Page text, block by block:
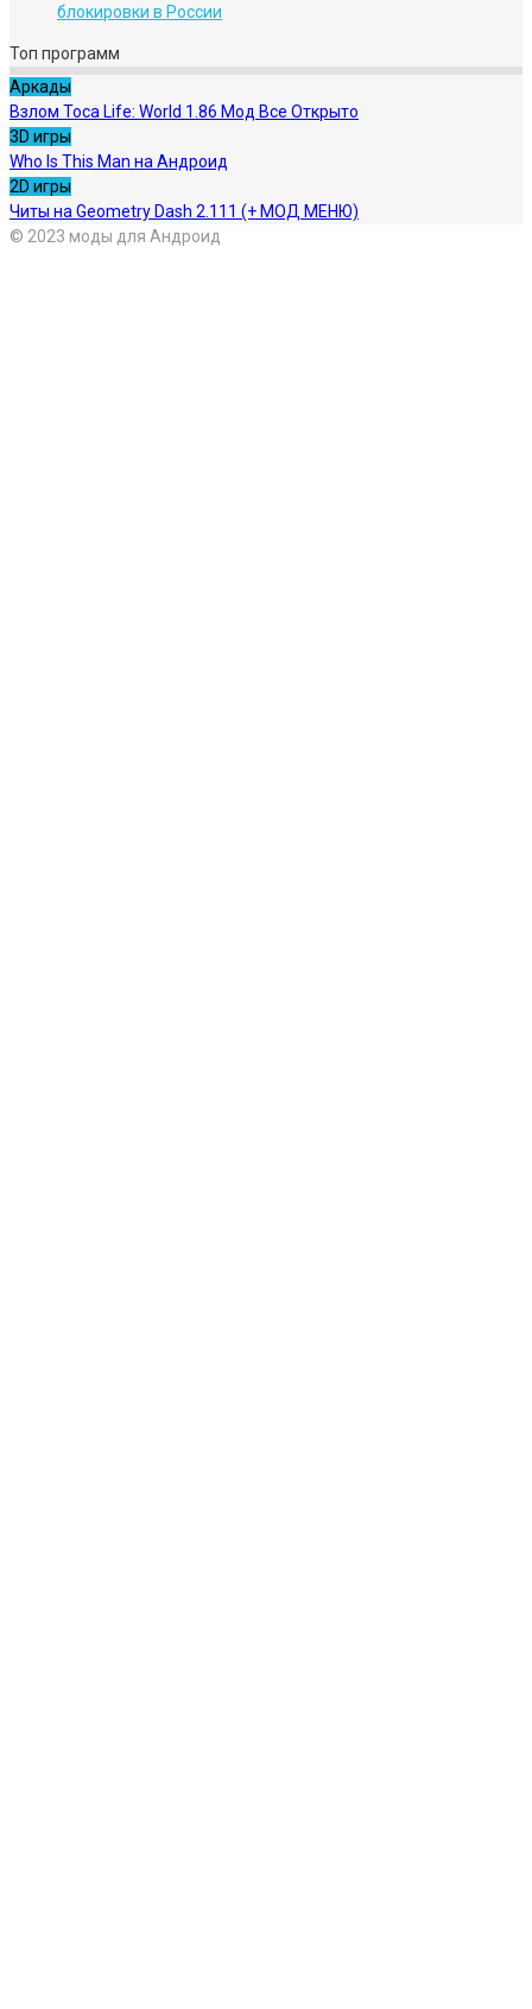
блокировки в России
Топ программ
Аркады
Взлом Toca Life: World 1.86 Мод Все Открыто
3D игры
Who Is This Man на Андроид
2D игры
Читы на Geometry Dash 2.111 (+ МОД МЕНЮ)
© 2023 моды для Андроид